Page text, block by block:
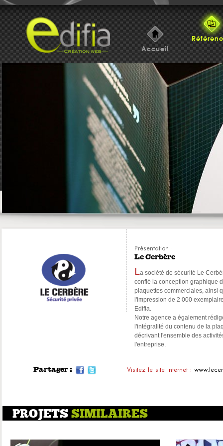
Accueil
Présentation :
Le Cerbère
La société de sécurité Le
confié la conception graphique
plaquettes commerciales, ainsi
l'impression de 2 000
Edifia.
Notre agence a également
l'intégralité du contenu de la
décrivant l'ensemble des
l'entreprise.
Partager : Visitez le site Internet :
PROJETS SIMILAIRES